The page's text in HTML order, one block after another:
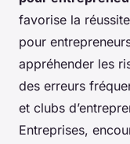
favorise la
pour
appréhender les
des erreurs
et clubs
Entreprises,